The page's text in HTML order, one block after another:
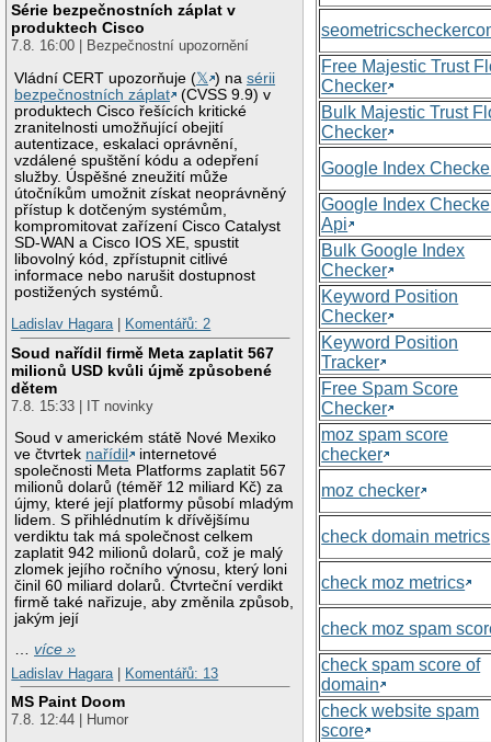
Série bezpečnostních záplat v
produktech Cisco
7.8. 16:00 | Bezpečnostní upozornění
Vládní CERT upozorňuje (𝕏 ) nasérii
bezpečnostních záplat
(CVSS 9.9) v
produktech Cisco řešících kritické
zranitelnosti umožňující obejití
autentizace, eskalaci oprávnění,
vzdálené spuštění kódu a odepření
služby. Úspěšné zneužití může
útočníkům umožnit získat neoprávněný
přístup k dotčeným systémům,
kompromitovat zařízení Cisco Catalyst
SD-WAN a Cisco IOS XE, spustit
libovolný kód, zpřístupnit citlivé
informace nebo narušit dostupnost
postižených systémů.
Ladislav Hagara| Komentářů: 2
Soud nařídil firmě Meta zaplatit 567
milionů USD kvůli újmě způsobené
dětem
7.8. 15:33 | IT novinky
Soud v americkém státě Nové Mexiko
ve čtvrtek nařídil
internetové
společnosti Meta Platforms zaplatit 567
milionů dolarů (téměř 12 miliard Kč) za
újmy, které její platformy působí mladým
lidem. S přihlédnutím k dřívějšímu
verdiktu tak má společnost celkem
zaplatit 942 milionů dolarů, což je malý
zlomek jejího ročního výnosu, který loni
činil 60 miliard dolarů. Čtvrteční verdikt
firmě také nařizuje, aby změnila způsob,
jakým její
…více »
Ladislav Hagara
Komentářů: 13
MS Paint Doom
7.8. 12:44 | Humor
Free Majestic Trust
Checker
Bulk Majestic Trust
Checker
Google Index
Google Index
Api
Bulk Google Index
Checker
Keyword Position
Checker
Keyword Position
Tracker
Free Spam Score
Checker
moz spam score
checker
moz checker
check domain metrics
check moz metrics
check moz spam
check spam score of
domain
check website spam
score